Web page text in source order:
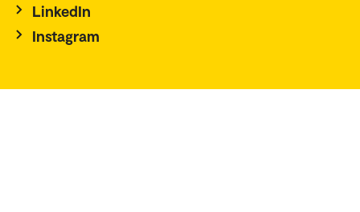
LinkedIn
Instagram